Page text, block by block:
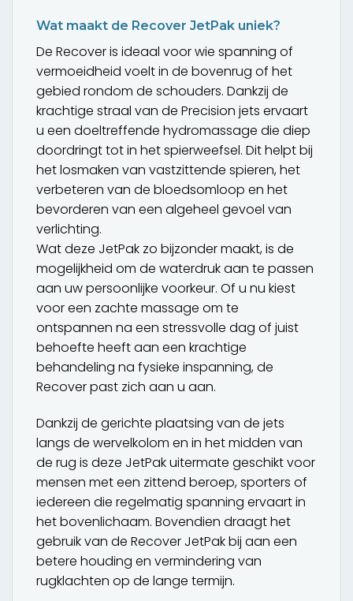
Wat maakt de Recover JetPak uniek?
De Recover is ideaal voor wie spanning of
vermoeidheid voelt in de bovenrug of het
gebied rondom de schouders. Dankzij de
krachtige straal van de Precision jets ervaart
u een doeltreffende hydromassage die diep
doordringt tot in het spierweefsel. Dit helpt bij
het losmaken van vastzittende spieren, het
verbeteren van de bloedsomloop en het
bevorderen van een algeheel gevoel van
verlichting.
Wat deze JetPak zo bijzonder maakt, is de
mogelijkheid om de waterdruk aan te passen
aan uw persoonlijke voorkeur. Of u nu kiest
voor een zachte massage om te
ontspannen na een stressvolle dag of juist
behoefte heeft aan een krachtige
behandeling na fysieke inspanning, de
Recover past zich aan u aan.
Dankzij de gerichte plaatsing van de jets
langs de wervelkolom en in het midden van
de rug is deze JetPak uitermate geschikt voor
mensen met een zittend beroep, sporters of
iedereen die regelmatig spanning ervaart in
het bovenlichaam. Bovendien draagt het
gebruik van de Recover JetPak bij aan een
betere houding en vermindering van
rugklachten op de lange termijn.